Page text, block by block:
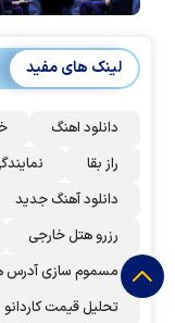
لینک های مفید
دانلود اهنگ
راز بقا
دانلود آهنگ جدید
رزرو هتل خارجی
مسموم سازی آدرس
تحلیل قیمت کاردانو